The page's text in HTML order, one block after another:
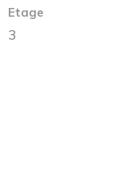
Etage
3